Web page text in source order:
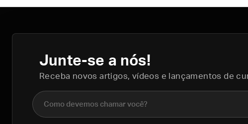
Junte-se a nós!
Receba novos artigos, vídeos e lançamentos de
Nome completo